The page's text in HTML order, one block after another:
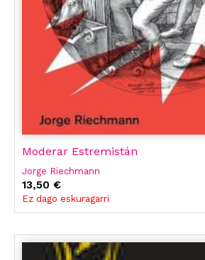
Moderar Estremistán
Jorge Riechmann
13,50 €
Ez dago eskuragarri